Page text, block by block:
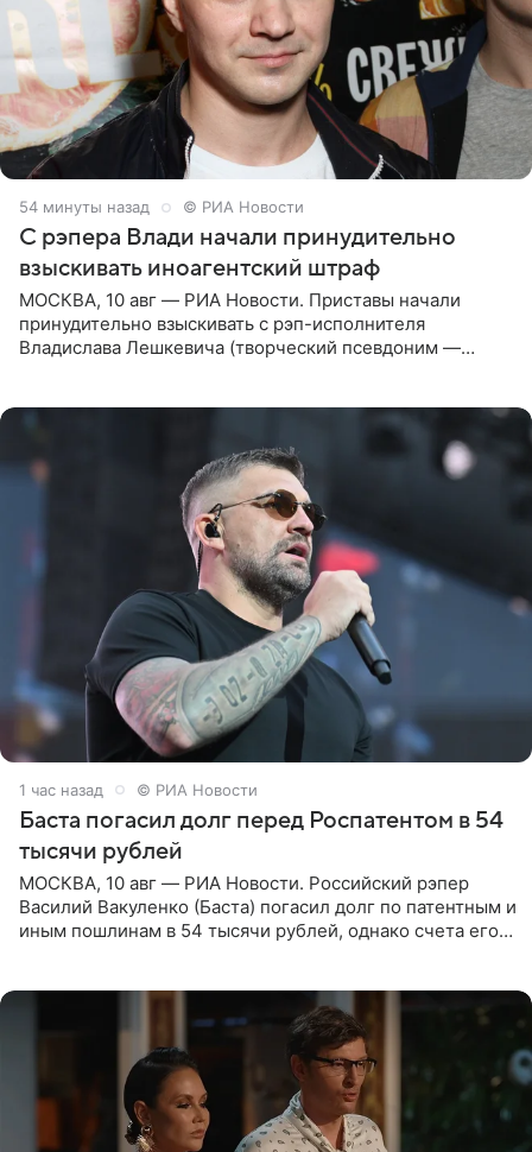
54 минуты назад © РИА Новости
С рэпера Влади начали принудительно
взыскивать иноагентский штраф
МОСКВА, 10 авг — РИА Новости. Приставы начали
принудительно взыскивать с рэп-исполнителя
Владислава Лешкевича (творческий псевдоним —
1 час назад © РИА Новости
Баста погасил долг перед Роспатентом в 54
тысячи рублей
МОСКВА, 10 авг — РИА Новости. Российский рэпер
Василий Вакуленко (Баста) погасил долг по патентным и
иным пошлинам в 54 тысячи рублей, однако счета его